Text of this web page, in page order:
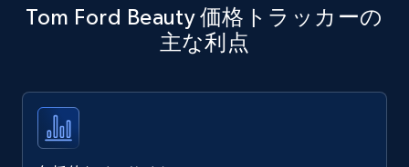
specific keywords
Title, Seller name, Brand, Description, Initial
35.3K+
Tom Ford Beauty 価格トラッカーの
主な利点